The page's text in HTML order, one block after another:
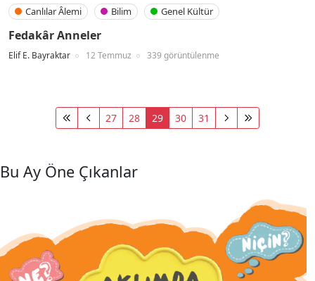
Canlılar Âlemi Bilim Genel Kültür
Fedakâr Anneler
Elif E. Bayraktar 12 Temmuz 339 görüntülenme
27 28 29 30 31
Bu Ay Öne Çıkanlar